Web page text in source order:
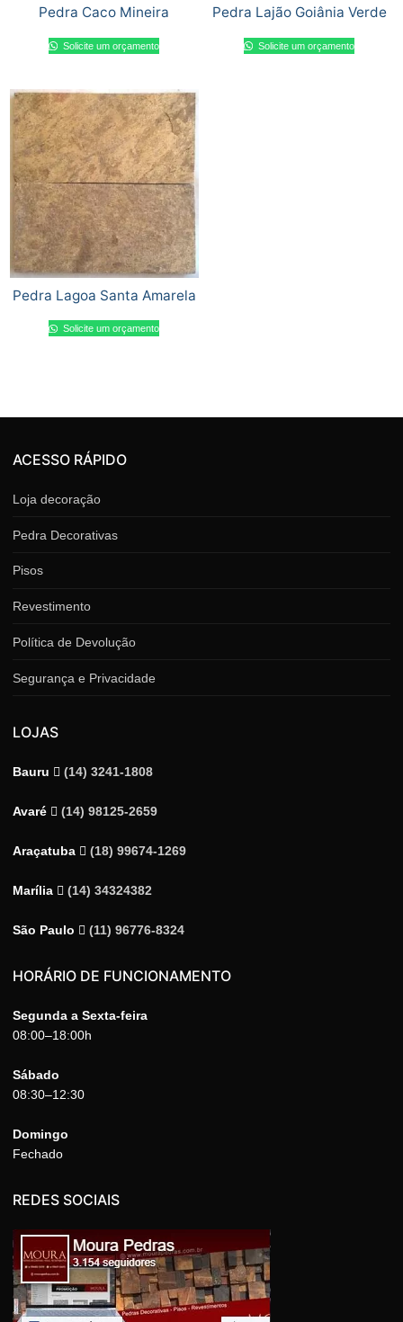
Pedra Caco Mineira
Solicite um orçamento
Pedra Lajão Goiânia Verde
Solicite um orçamento
Pedra Lagoa Santa Amarela
Solicite um orçamento
ACESSO RÁPIDO
Loja decoração
Pedra Decorativas
Pisos
Revestimento
Política de Devolução
Segurança e Privacidade
LOJAS
Bauru (14) 3241-1808
Avaré (14) 98125-2659
Araçatuba (18) 99674-1269
Marília (14) 34324382
São Paulo (11) 96776-8324
HORÁRIO DE FUNCIONAMENTO
Segunda a Sexta-feira
08:00–18:00h
Sábado
08:30–12:30
Domingo
Fechado
REDES SOCIAIS